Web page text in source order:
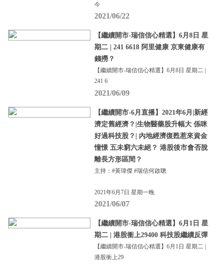
今
2021/06/22
【繼續開市-瑞信信心精選】6月8日 星
期二 | 241 6618 阿里健康 京東健康有
錢撈？
【繼續開市-瑞信信心精選】6月8日 星期二 |
241 6
2021/06/09
【繼續開市-6月直播】2021年6月|新經
濟定舊經濟？|生物醫藥股升幅大 係咪
好過科技股？| 內地經濟復甦惹來資金
憧憬 五未窮六未絕？ 港股後市會否脫
離長方形區間？
主持：#黃瑋傑 #瑞信何啟聰
2021年6月7日 星期一晚
2021/06/07
【繼續開市-瑞信信心精選】6月1日 星
期二 | 港股衝上29400 科技股繼續反彈
【繼續開市-瑞信信心精選】6月1日 星期二 |
港股衝上29